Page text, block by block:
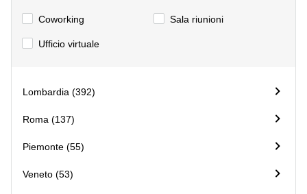
Firenze
Coworking
Genova
Coworking
Catania
Coworking
Сoworking Sala riunioni
Ufficio virtuale
Lombardia (392)
Roma (137)
Piemonte (55)
Veneto (53)